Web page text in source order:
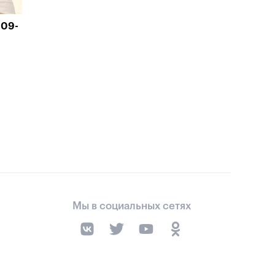
Мы в социальных сетях